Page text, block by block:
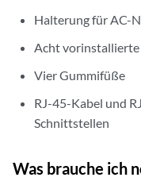
Halterung für AC-
Acht
Vier Gummifüße
RJ-45-Kabel und
Schnittstellen
Was brauche ich